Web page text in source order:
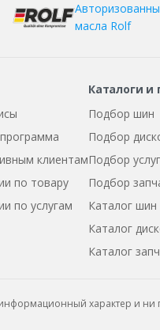
масла Rolf
клиентам
по товару
по услугам
Каталоги и
Подбор шин
Подбор
Подбор услуг
Подбор
Каталог шин
Каталог
Каталог
характер и ни